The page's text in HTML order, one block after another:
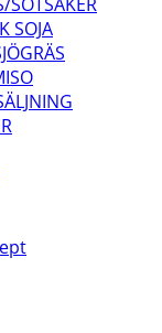
SOJA